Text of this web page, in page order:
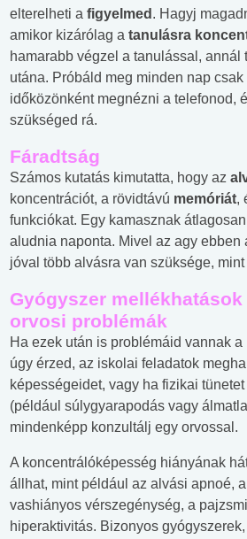
elterelheti a figyelmed . Hagyj
amikor kizárólag a tanulásra
hamarabb végzel a tanulással, annál
utána. Próbáld meg minden nap
időközönként megnézni a telefonod,
szükséged rá.
Fáradtság
Számos kutatás kimutatta, hogy az
koncentrációt, a rövidtávú memóriát,
funkciókat. Egy kamasznak
aludnia naponta. Mivel az agy ebben
jóval több alvásra van szüksége,
Gyógyszer mellékhatások
orvosi problémák
Ha ezek után is problémáid vannak
úgy érzed, az iskolai feladatok
képességeidet, vagy ha fizikai
(például súlygyarapodás vagy
mindenképp konzultálj egy orvossal.
A koncentrálóképesség hiányának
állhat, mint például az alvási apnoé, a
vashiányos vérszegénység, a
hiperaktivitás. Bizonyos